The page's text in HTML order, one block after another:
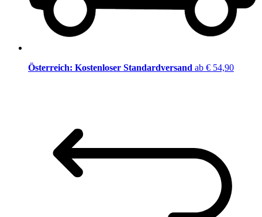
Österreich: Kostenloser Standardversand ab € 54,90